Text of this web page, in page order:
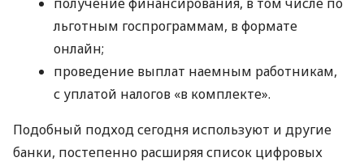
льготным госпрограммам, в формате
онлайн;
проведение выплат наемным работникам,
с уплатой налогов «в комплекте».
Подобный подход сегодня используют и другие
банки, постепенно расширяя список цифровых